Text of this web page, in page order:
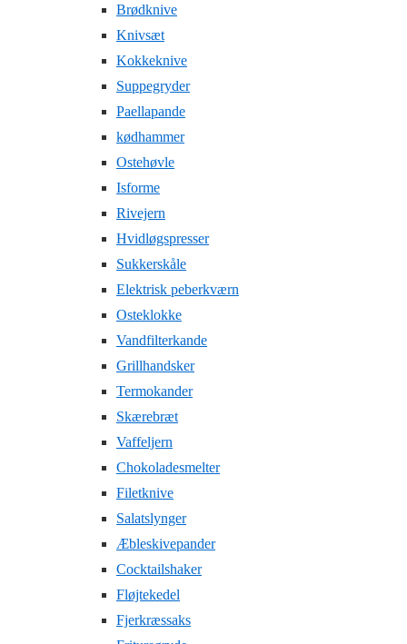
Brødknive
Knivsæt
Kokkeknive
Suppegryder
Paellapande
kødhammer
Ostehøvle
Isforme
Rivejern
Hvidløgspresser
Sukkerskåle
Elektrisk peberkværn
Osteklokke
Vandfilterkande
Grillhandsker
Termokander
Skærebræt
Vaffeljern
Chokoladesmelter
Filetknive
Salatslynger
Æbleskivepander
Cocktailshaker
Fløjtekedel
Fjerkræssaks